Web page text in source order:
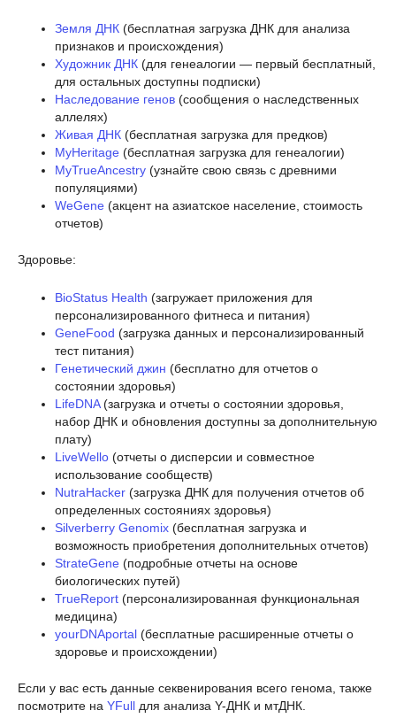
Земля ДНК (бесплатная загрузка ДНК для анализа
признаков и происхождения)
Художник ДНК (для генеалогии — первый бесплатный,
для остальных доступны подписки)
Наследование генов (сообщения о наследственных
аллелях)
Живая ДНК (бесплатная загрузка для предков)
MyHeritage (бесплатная загрузка для генеалогии)
MyTrueAncestry (узнайте свою связь с древними
популяциями)
WeGene (акцент на азиатское население, стоимость
отчетов)
Здоровье:
BioStatus Health (загружает приложения для
персонализированного фитнеса и питания)
GeneFood (загрузка данных и персонализированный
тест питания)
Генетический джин (бесплатно для отчетов о
состоянии здоровья)
LifeDNA(загрузка и отчеты о состоянии здоровья,
набор ДНК и обновления доступны за дополнительную
плату)
LiveWello (отчеты о дисперсии и совместное
использование сообществ)
NutraHacker (загрузка ДНК для получения отчетов об
определенных состояниях здоровья)
Silverberry Genomix (бесплатная загрузка и
возможность приобретения дополнительных отчетов)
StrateGene (подробные отчеты на основе
биологических путей)
TrueReport (персонализированная функциональная
медицина)
yourDNAportal (бесплатные расширенные отчеты о
здоровье и происхождении)
Если у вас есть данные секвенирования всего генома, также
посмотрите на YFull для анализа Y-ДНК и мтДНК.